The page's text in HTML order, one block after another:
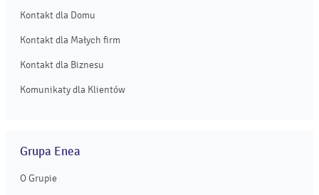
Kontakt dla Domu
Kontakt dla Małych firm
Kontakt dla Biznesu
Komunikaty dla Klientów
Grupa Enea
O Grupie